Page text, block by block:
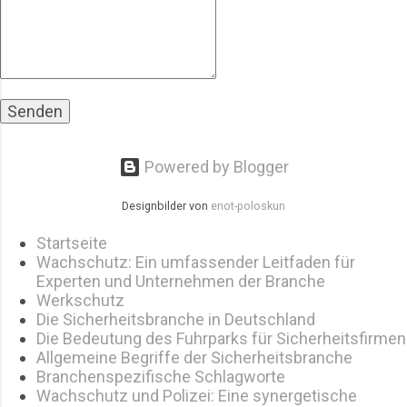
Fachbesucher an. Schwerpunkte und
Powered by Blogger
Designbilder von enot-poloskun
Startseite
Wachschutz: Ein umfassender Leitfaden für
Experten und Unternehmen der Branche
Werkschutz
Die Sicherheitsbranche in Deutschland
Die Bedeutung des Fuhrparks für Sicherheitsfirmen
Allgemeine Begriffe der Sicherheitsbranche
Branchenspezifische Schlagworte
Wachschutz und Polizei: Eine synergetische